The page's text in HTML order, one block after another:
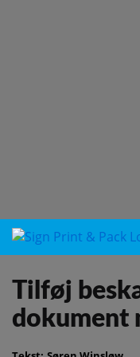
Tilføj
dokument